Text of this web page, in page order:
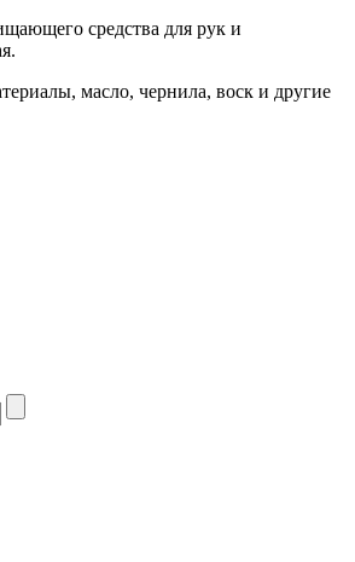
средства для рук и
масло, чернила, воск и другие